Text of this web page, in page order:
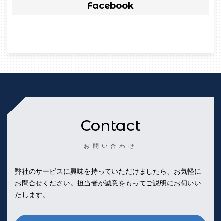
Facebook
Contact
お問い合わせ
弊社のサービスに興味を持っていただけましたら、お気軽に
お問合せください。 担当者が誠意をもってご説明にお伺いい
たします。